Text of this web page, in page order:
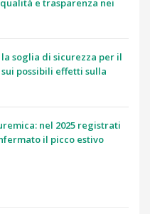
e trasparenza nei
la soglia di sicurezza per il
possibili effetti sulla
nel 2025 registrati
il picco estivo